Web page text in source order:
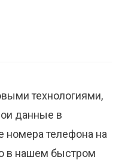
технологиями,
данные в
номера телефона на
в нашем быстром